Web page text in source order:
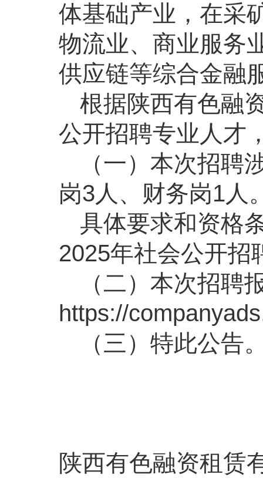
体基础产业，在采
物流业、商业服务
供应链等综合金融
根据陕西有色融
公开招聘专业人才
（一）本次招聘
岗3人、财务岗1人
具体要求和资格
2025年社会公开招
（二）本次招聘
https://
（三）特此公告
陕西有色融资租赁